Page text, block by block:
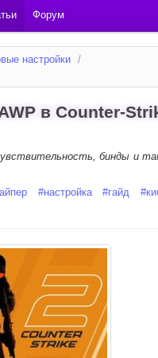
Форум
настройки /
в Counter-
бинды и
#настройка #гайд #